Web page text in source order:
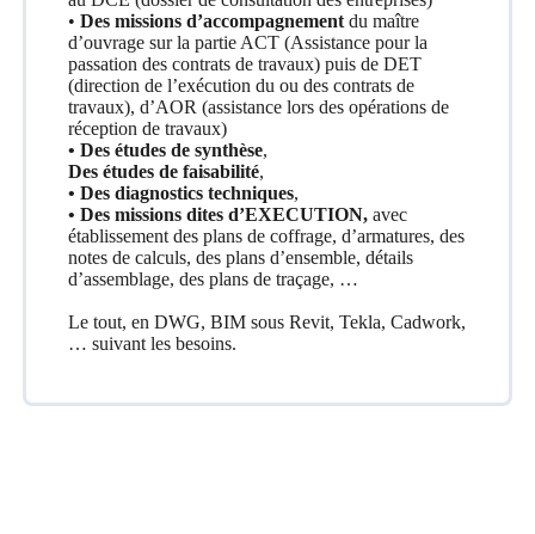
• Des missions d’accompagnement du maître
d’ouvrage sur la partie ACT (Assistance pour la
passation des contrats de travaux) puis de DET
(direction de l’exécution du ou des contrats de
travaux), d’AOR (assistance lors des opérations de
réception de travaux)
• Des études de synthèse,
Des études de faisabilité,
• Des diagnostics techniques,
• Des missions dites d’EXECUTION, avec
établissement des plans de coffrage, d’armatures, des
notes de calculs, des plans d’ensemble, détails
d’assemblage, des plans de traçage, …
Le tout, en DWG, BIM sous Revit, Tekla, Cadwork,
… suivant les besoins.